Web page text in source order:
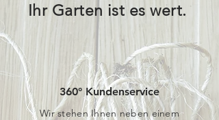
Ihr Garten ist es wert.
360° Kundenservice
Wir stehen Ihnen neben einem